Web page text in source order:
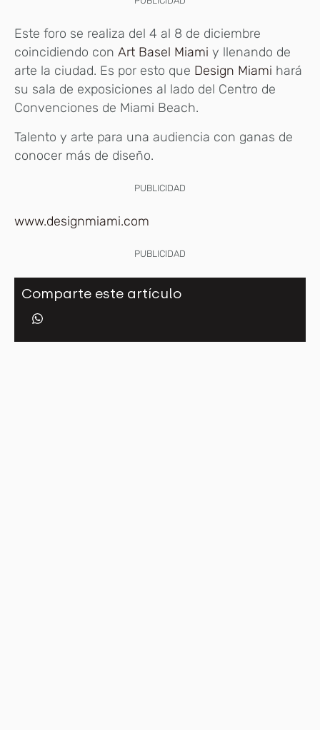
Este foro se realiza del 4 al 8 de diciembre
coincidiendo con Art Basel Miami y llenando de
arte la ciudad. Es por esto que Design Miami hará
su sala de exposiciones al lado del Centro de
Convenciones de Miami Beach.
Talento y arte para una audiencia con ganas de
conocer más de diseño.
PUBLICIDAD
www.designmiami.com
PUBLICIDAD
Comparte este artículo